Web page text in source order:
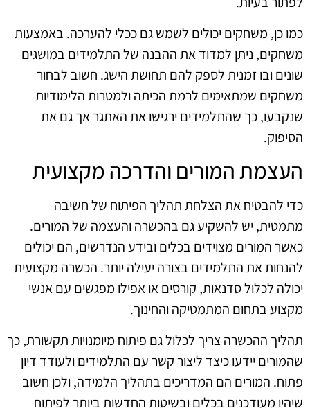
כמו כן, משחקים יכולים לשמש גם ככלי להערכה. באמצעות
משחקים, ניתן למדוד את ההבנה של התלמידים במושגים
שונים ובו זמנית לספק להם תחושת הישג. חשוב לבחור
משחקים שמתאימים לרמת הכיתה ולמטרות הלימודיות
שנקבעו, כך שהתלמידים ירגישו את האתגר אך גם את
הסיפוק.
העצמת המורים והדרכה מקצועית
כדי להבטיח את הצלחת תהליך הפיתוח של חשיבה
מתמטית, יש להשקיע גם בהכשרה והעצמה של המורים.
כאשר המורים מצוידים בכלים ובידע הנדרשים, הם יכולים
להנחות את התלמידים בצורה יעילה יותר. הכשרה מקצועית
יכולה לכלול סדנאות, קורסים או אפילו מפגשים עם אנשי
מקצוע בתחום המתמטיקה והחינוך.
תהליך ההכשרה צריך לכלול גם פיתוח מיומנויות תקשורת, כך
שהמורים יידעו כיצד ליצור קשר עם התלמידים ולעודד דיון
פתוח. המורים הם המדריכים בתהליך הלמידה, ולכן חשוב
שיהיו מעודכנים בכלים ובשיטות החדשות ביותר לפיתוח